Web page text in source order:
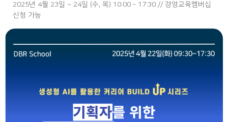
2025년 4월 23일 ~ 24일 (수, 목) 10:00 – 17:30 // 경영교육멤버십
신청 가능